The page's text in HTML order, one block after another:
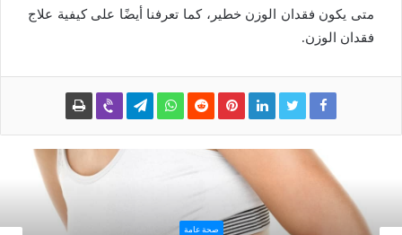
متى يكون فقدان الوزن خطير، كما تعرفنا أيضًا على كيفية علاج
فقدان الوزن.
صحة عامة